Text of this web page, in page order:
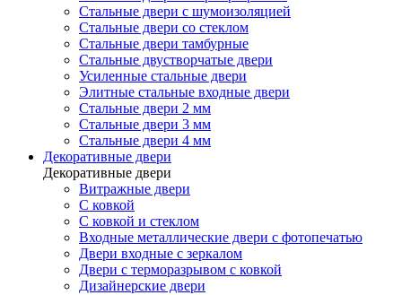
Стальные двери с шумоизоляцией
Стальные двери со стеклом
Стальные двери тамбурные
Стальные двустворчатые двери
Усиленные стальные двери
Элитные стальные входные двери
Стальные двери 2 мм
Стальные двери 3 мм
Стальные двери 4 мм
Декоративные двери
Декоративные двери
Витражные двери
С ковкой
С ковкой и стеклом
Входные металлические двери с фотопечатью
Двери входные с зеркалом
Двери с терморазрывом с ковкой
Дизайнерские двери